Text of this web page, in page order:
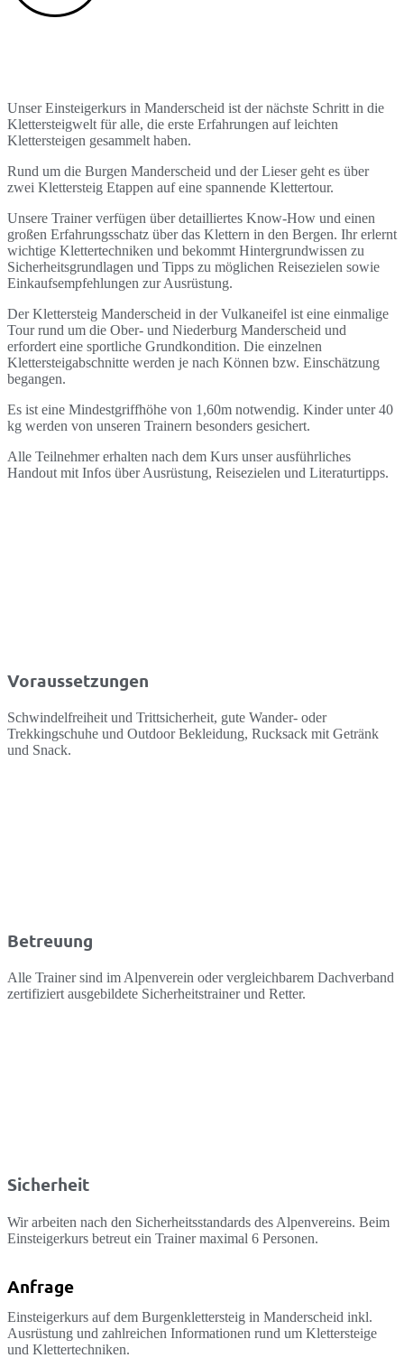
Einsteigerkurs
Die nächsten Schritte auf einem Klettersteig
Unser Einsteigerkurs in Manderscheid ist der nächste Schritt in die
Klettersteigwelt für alle, die erste Erfahrungen auf leichten
Klettersteigen gesammelt haben.
Rund um die Burgen Manderscheid und der Lieser geht es über
zwei Klettersteig Etappen auf eine spannende Klettertour.
Unsere Trainer verfügen über detailliertes Know-How und einen
großen Erfahrungsschatz über das Klettern in den Bergen. Ihr erlernt
wichtige Klettertechniken und bekommt Hintergrundwissen zu
Sicherheitsgrundlagen und Tipps zu möglichen Reisezielen sowie
Einkaufsempfehlungen zur Ausrüstung.
Der Klettersteig Manderscheid in der Vulkaneifel ist eine einmalige
Tour rund um die Ober- und Niederburg Manderscheid und
erfordert eine sportliche Grundkondition. Die einzelnen
Klettersteigabschnitte werden je nach Können bzw. Einschätzung
begangen.
Es ist eine Mindestgriffhöhe von 1,60m notwendig. Kinder unter 40
kg werden von unseren Trainern besonders gesichert.
Alle Teilnehmer erhalten nach dem Kurs unser ausführliches
Handout mit Infos über Ausrüstung, Reisezielen und Literaturtipps.
Voraussetzungen
Schwindelfreiheit und Trittsicherheit, gute Wander- oder
Trekkingschuhe und Outdoor Bekleidung, Rucksack mit Getränk
und Snack.
Betreuung
Alle Trainer sind im Alpenverein oder vergleichbarem Dachverband
zertifiziert ausgebildete Sicherheitstrainer und Retter.
Sicherheit
Wir arbeiten nach den Sicherheitsstandards des Alpenvereins. Beim
Einsteigerkurs betreut ein Trainer maximal 6 Personen.
Anfrage
Einsteigerkurs auf dem Burgenklettersteig in Manderscheid inkl.
Ausrüstung und zahlreichen Informationen rund um Klettersteige
und Klettertechniken.